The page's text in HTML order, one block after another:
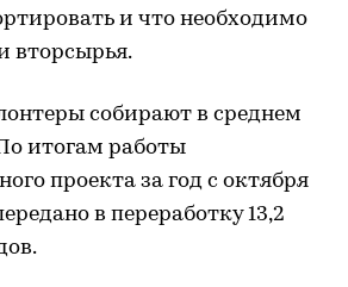
и что необходимо
вторсырья.
собирают в среднем
итогам работы
проекта за год с октября
в переработку 13,2